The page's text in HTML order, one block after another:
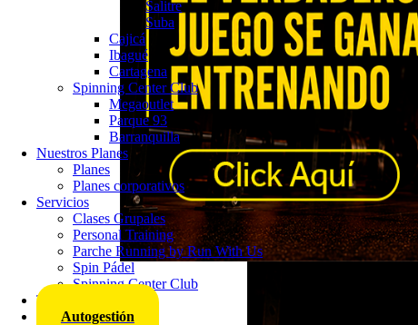
Salitre
Suba
Cajicá
Ibagué
Cartagena
Spinning Center Club
Megaoutlet
Parque 93
Barranquilla
Nuestros Planes
Planes
Planes corporativos
Servicios
Clases Grupales
Personal Training
Parche Running by Run With Us
Spin Pádel
Spinning Center Club
Trabaja con nosotros
Autogestión